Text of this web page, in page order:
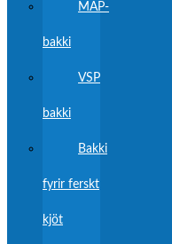
MAP-
bakki
VSP
bakki
Bakki
fyrir ferskt
kjöt